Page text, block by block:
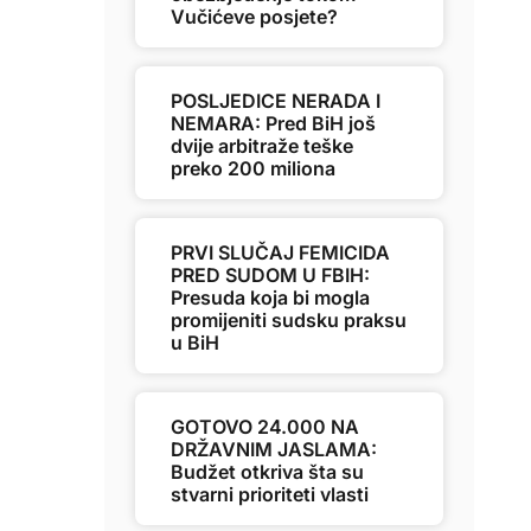
Vučićeve posjete?
POSLJEDICE NERADA I
NEMARA: Pred BiH još
dvije arbitraže teške
preko 200 miliona
PRVI SLUČAJ FEMICIDA
PRED SUDOM U FBIH:
Presuda koja bi mogla
promijeniti sudsku praksu
u BiH
GOTOVO 24.000 NA
DRŽAVNIM JASLAMA:
Budžet otkriva šta su
stvarni prioriteti vlasti